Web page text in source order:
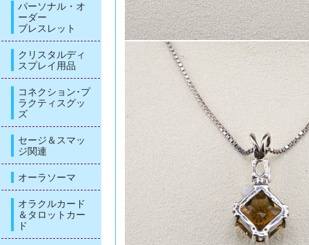
パーソナル・オ
ーダー
ブレスレット
クリスタルディ
スプレイ用品
コネクション･プ
ラクティスグッ
ズ
セージ＆スマッ
ジ関連
オーラソーマ
オラクルカード
＆タロットカー
ド